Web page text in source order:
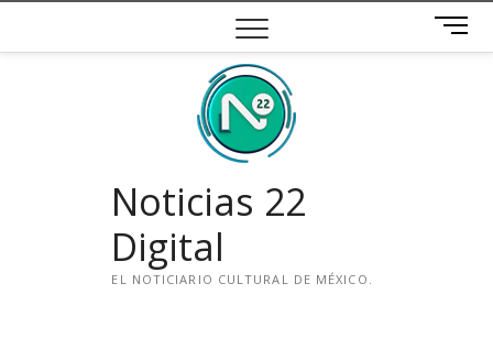
contenido
B
o
Noticias 22
Digital
EL NOTICIARIO CULTURAL DE MÉXICO.